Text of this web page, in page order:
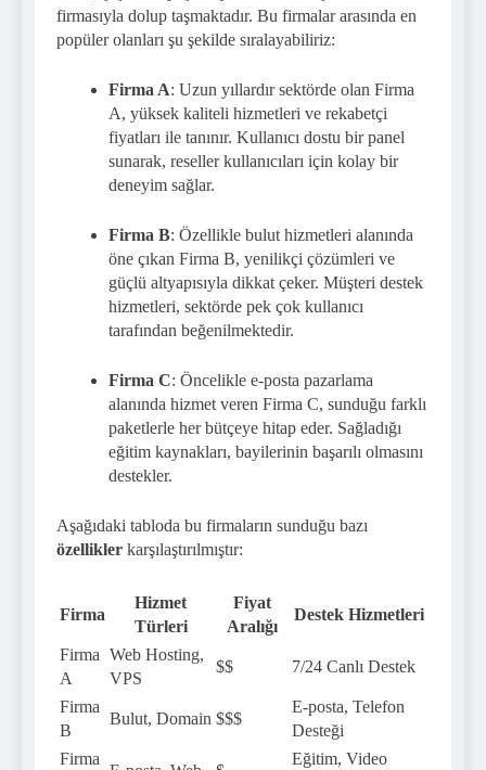
firmasıyla dolup taşmaktadır. Bu firmalar arasında en
popüler olanları şu şekilde sıralayabiliriz:
Firma A: Uzun yıllardır sektörde olan Firma
A, yüksek kaliteli hizmetleri ve rekabetçi
fiyatları ile tanınır. Kullanıcı dostu bir panel
sunarak, reseller kullanıcıları için kolay bir
deneyim sağlar.
Firma B: Özellikle bulut hizmetleri alanında
öne çıkan Firma B, yenilikçi çözümleri ve
güçlü altyapısıyla dikkat çeker. Müşteri destek
hizmetleri, sektörde pek çok kullanıcı
tarafından beğenilmektedir.
Firma C: Öncelikle e-posta pazarlama
alanında hizmet veren Firma C, sunduğu farklı
paketlerle her bütçeye hitap eder. Sağladığı
eğitim kaynakları, bayilerinin başarılı olmasını
destekler.
Aşağıdaki tabloda bu firmaların sunduğu bazı
özellikler karşılaştırılmıştır:
Firma
Hizmet
Türleri
Fiyat
Aralığı
Destek Hizmetleri
Firma
A
Web Hosting,
VPS
$$ 7/24 Canlı Destek
Firma
B
Bulut, Domain $$$
E-posta, Telefon
Desteği
Firma
Eğitim, Video